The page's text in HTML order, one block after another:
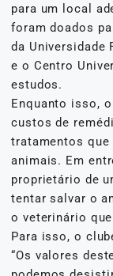
para um local
foram doados
da Universidade
e o Centro
estudos.
Enquanto isso,
custos de
tratamentos
animais. Em
proprietário de
tentar salvar o
o veterinário
Para isso, o
“Os valores